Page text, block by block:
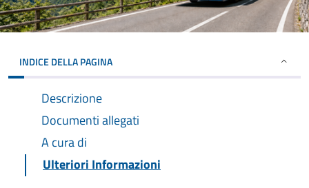
INDICE DELLA PAGINA
Descrizione
Documenti allegati
A cura di
Ulteriori Informazioni